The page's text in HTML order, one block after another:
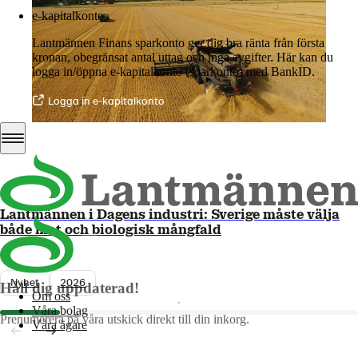
e-kapitalkonto
Lantmännen Finans sparkonto ger dig bra ränta från första
kronan, obegränsat antal uttag och inga avgifter. Här kan du
logga in/öppna e-kapitalkonto (sparkonto) med BankID.
Logga in e-kapitalkonto
Om oss
Våra bolag
Våra ägare
06 juli 2026•
Lantmännen i Dagens industri: Sverige måste välja
både mat och biologisk mångfald
Nyhet 2026
Håll dig uppdaterad!
Prenumerera på våra utskick direkt till din inkorg.